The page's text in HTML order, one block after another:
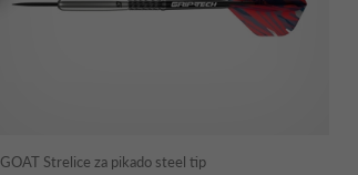
GOAT Strelice za pikado steel tip